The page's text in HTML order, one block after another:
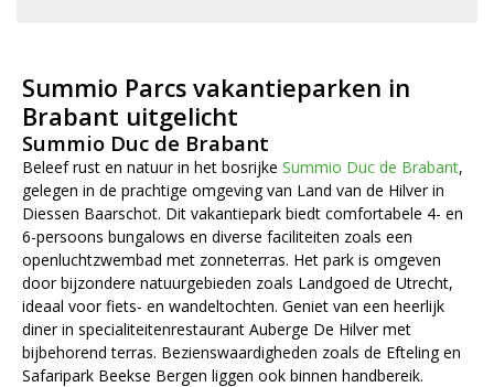
Summio Parcs vakantieparken in
Brabant uitgelicht
Summio Duc de Brabant
Beleef rust en natuur in het bosrijke Summio Duc de Brabant,
gelegen in de prachtige omgeving van Land van de Hilver in
Diessen Baarschot. Dit vakantiepark biedt comfortabele 4- en
6-persoons bungalows en diverse faciliteiten zoals een
openluchtzwembad met zonneterras. Het park is omgeven
door bijzondere natuurgebieden zoals Landgoed de Utrecht,
ideaal voor fiets- en wandeltochten. Geniet van een heerlijk
diner in specialiteitenrestaurant Auberge De Hilver met
bijbehorend terras. Bezienswaardigheden zoals de Efteling en
Safaripark Beekse Bergen liggen ook binnen handbereik.